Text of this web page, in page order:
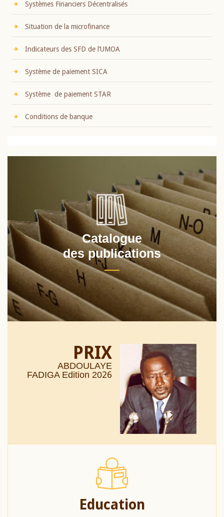
Systèmes Financiers Décentralisés
Situation de la microfinance
Indicateurs des SFD de l’UMOA
Système de paiement SICA
Système de paiement STAR
Conditions de banque
Catalogue
des publications
PRIX
ABDOULAYE
FADIGA Edition 2026
Education